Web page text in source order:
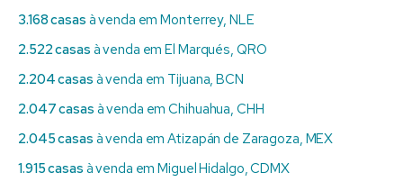
3.168 casas à venda em Monterrey, NLE
2.522 casas à venda em El Marqués, QRO
2.204 casas à venda em Tijuana, BCN
2.047 casas à venda em Chihuahua, CHH
2.045 casas à venda em Atizapán de Zaragoza, MEX
1.915 casas à venda em Miguel Hidalgo, CDMX